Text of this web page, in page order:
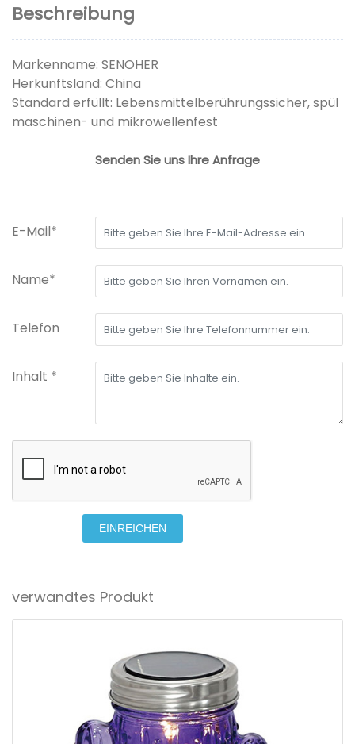
Beschreibung
Markenname: SENOHER
Herkunftsland: China
Standard erfüllt: Lebensmittelberührungssicher, spül
maschinen- und mikrowellenfest
Senden Sie uns Ihre Anfrage
E-Mail*
Name*
Telefon
Inhalt *
EINREICHEN
verwandtes Produkt